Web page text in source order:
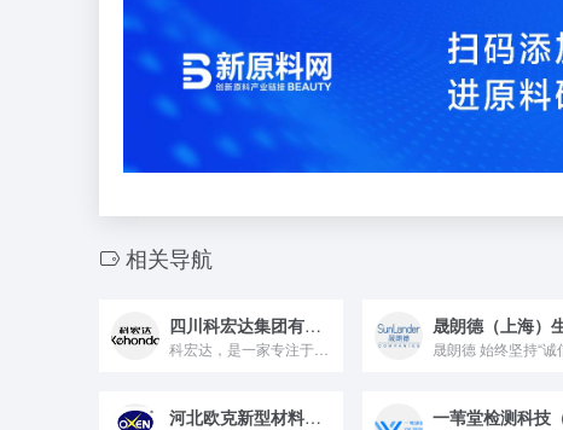
相关导航
四川科宏达集团有限责任公司
河北欧克新型材料股份有限公司